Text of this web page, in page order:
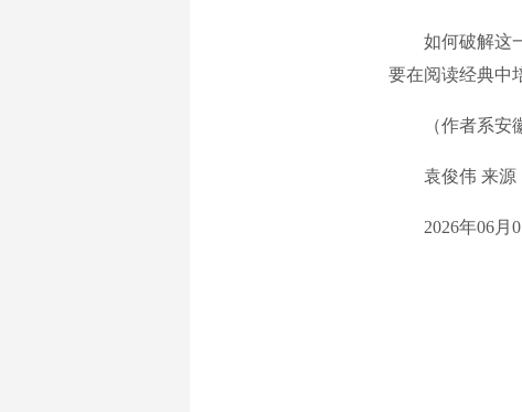
如何破解这一
要在阅读经典中
（作者系安徽
袁俊伟 来源
2026年06月